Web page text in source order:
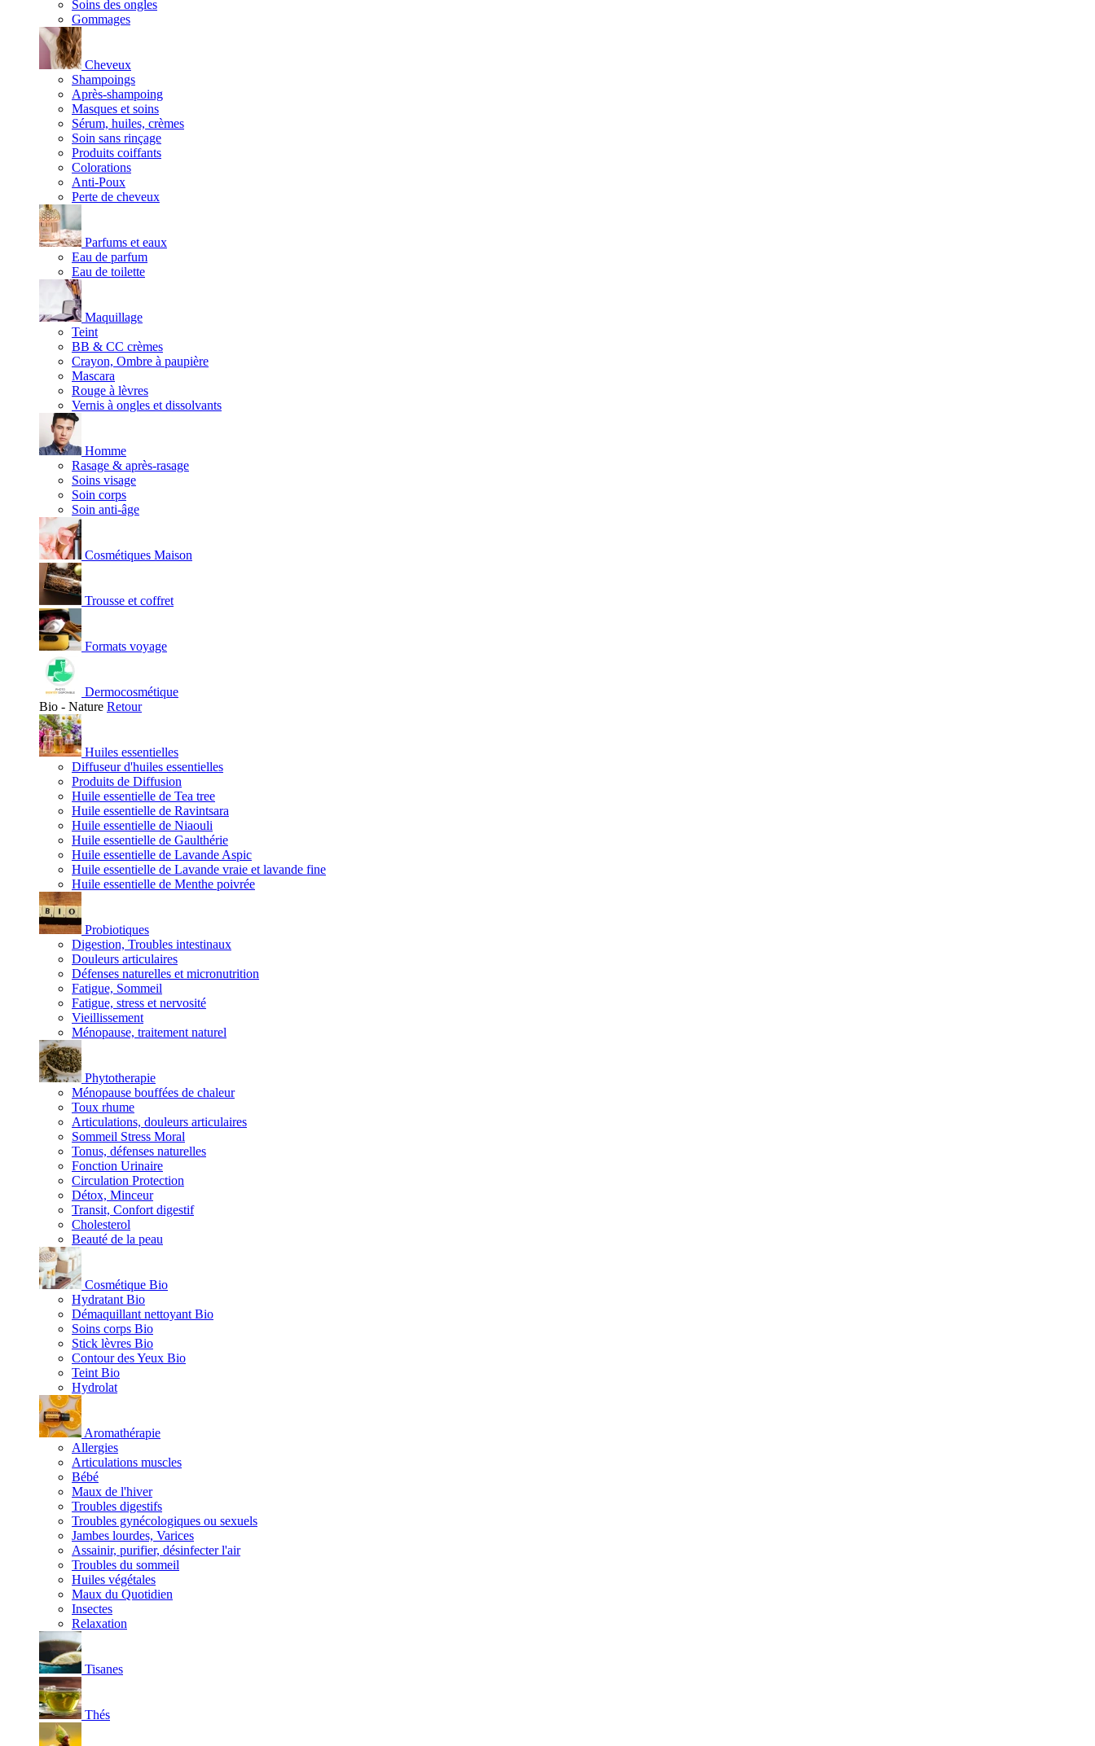
Soins des ongles
Gommages
Cheveux
Shampoings
Après-shampoing
Masques et soins
Sérum, huiles, crèmes
Soin sans rinçage
Produits coiffants
Colorations
Anti-Poux
Perte de cheveux
Parfums et eaux
Eau de parfum
Eau de toilette
Maquillage
Teint
BB & CC crèmes
Crayon, Ombre à paupière
Mascara
Rouge à lèvres
Vernis à ongles et dissolvants
Homme
Rasage & après-rasage
Soins visage
Soin corps
Soin anti-âge
Cosmétiques Maison
Trousse et coffret
Formats voyage
Dermocosmétique
Bio - Nature Retour
Huiles essentielles
Diffuseur d'huiles essentielles
Produits de Diffusion
Huile essentielle de Tea tree
Huile essentielle de Ravintsara
Huile essentielle de Niaouli
Huile essentielle de Gaulthérie
Huile essentielle de Lavande Aspic
Huile essentielle de Lavande vraie et lavande fine
Huile essentielle de Menthe poivrée
Probiotiques
Digestion, Troubles intestinaux
Douleurs articulaires
Défenses naturelles et micronutrition
Fatigue, Sommeil
Fatigue, stress et nervosité
Vieillissement
Ménopause, traitement naturel
Phytotherapie
Ménopause bouffées de chaleur
Toux rhume
Articulations, douleurs articulaires
Sommeil Stress Moral
Tonus, défenses naturelles
Fonction Urinaire
Circulation Protection
Détox, Minceur
Transit, Confort digestif
Cholesterol
Beauté de la peau
Cosmétique Bio
Hydratant Bio
Démaquillant nettoyant Bio
Soins corps Bio
Stick lèvres Bio
Contour des Yeux Bio
Teint Bio
Hydrolat
Aromathérapie
Allergies
Articulations muscles
Bébé
Maux de l'hiver
Troubles digestifs
Troubles gynécologiques ou sexuels
Jambes lourdes, Varices
Assainir, purifier, désinfecter l'air
Troubles du sommeil
Huiles végétales
Maux du Quotidien
Insectes
Relaxation
Tisanes
Thés